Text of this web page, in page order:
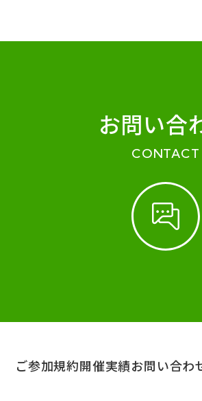
お問い合
CONTACT
ご参加規約開催実績お問い合わ